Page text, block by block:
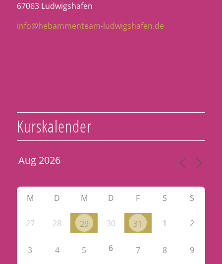
67063 Ludwigshafen
info@hebammenteam-ludwigshafen.de
Kurskalender
M D M D F S S
27 28 29 30 31 1 2
3 4 5 6 7 8 9